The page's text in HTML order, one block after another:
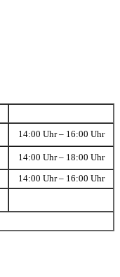
14:00 Uhr – 16:00 Uhr
14:00 Uhr – 18:00 Uhr
14:00 Uhr – 16:00 Uhr